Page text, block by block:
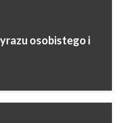
osobistego i